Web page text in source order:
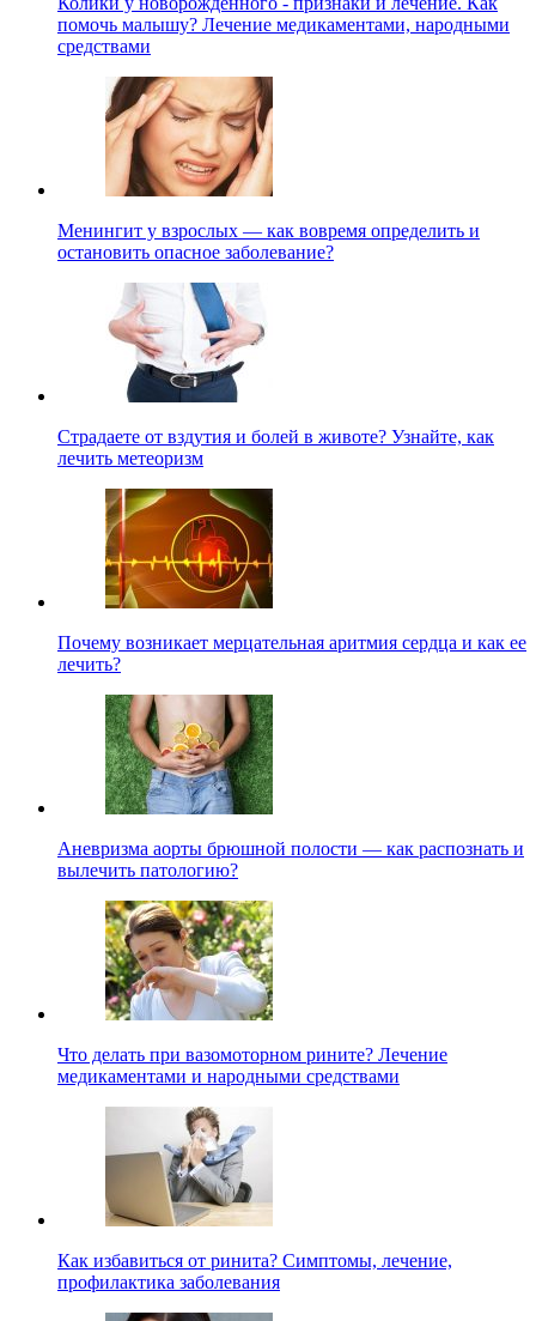
помочь малышу? Лечение медикаментами, народными
средствами
Менингит у взрослых — как вовремя определить и
остановить опасное заболевание?
Страдаете от вздутия и болей в животе? Узнайте, как
лечить метеоризм
Почему возникает мерцательная аритмия сердца и как ее
лечить?
Аневризма аорты брюшной полости — как распознать и
вылечить патологию?
Что делать при вазомоторном рините? Лечение
медикаментами и народными средствами
Как избавиться от ринита? Симптомы, лечение,
профилактика заболевания